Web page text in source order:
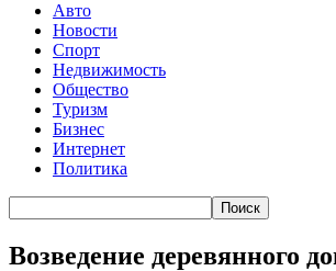
Авто
Новости
Спорт
Недвижимость
Общество
Туризм
Бизнес
Интернет
Политика
Возведение деревянного